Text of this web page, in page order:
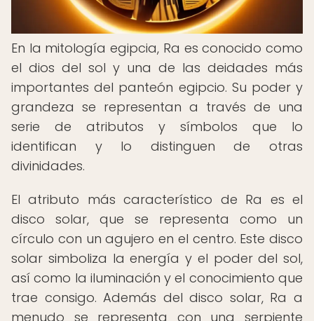
En la mitología egipcia, Ra es conocido como
el dios del sol y una de las deidades más
importantes del panteón egipcio. Su poder y
grandeza se representan a través de una
serie de atributos y símbolos que lo
identifican y lo distinguen de otras
divinidades.
El atributo más característico de Ra es el
disco solar, que se representa como un
círculo con un agujero en el centro. Este disco
solar simboliza la energía y el poder del sol,
así como la iluminación y el conocimiento que
trae consigo. Además del disco solar, Ra a
menudo se representa con una serpiente